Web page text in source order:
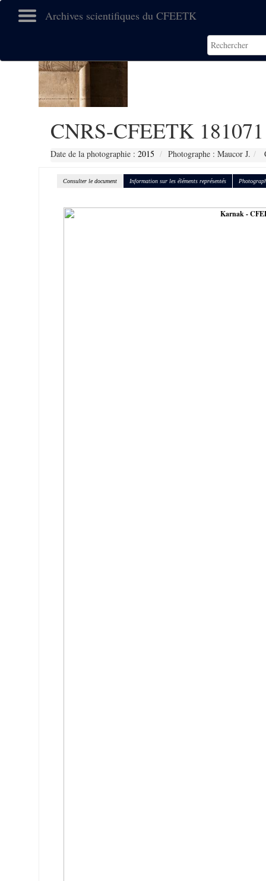
Archives scientifiques du CFEETK
CNRS-CFEETK 181071
Date de la photographie : 2015 Photographe : Maucor J.
Consulter le document Information sur les éléments représentés